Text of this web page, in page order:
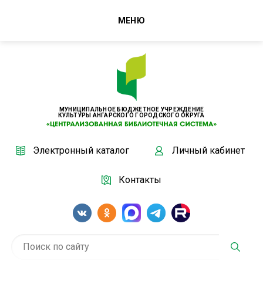
МУНИЦИПАЛЬНОЕ БЮДЖЕТНОЕ УЧРЕЖДЕНИЕ
КУЛЬТУРЫ АНГАРСКОГО ГОРОДСКОГО ОКРУГА
Электронный каталог Личный кабинет
Контакты
МЕНЮ